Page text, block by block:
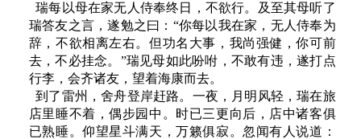
瑞每以母在家无人侍奉终日，不欲行。及至其母听了
瑞答友之言，遂勉之曰：“你每以我在家，无人侍奉为
辞，不欲相离左右。但功名大事，我尚强健，你可前
去，不必挂念。”瑞见母如此吩咐，不敢有违，遂打点
行李，会齐诸友，望着海康而去。
到了雷州，舍舟登岸赶路。一夜，月明风轻，瑞在旅
店里睡不着，偶步园中。时已三更向后，店中诸客俱
已熟睡。仰望星斗满天，万籁俱寂。忽闻有人说道：